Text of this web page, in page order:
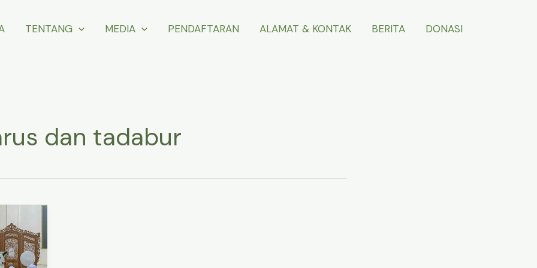
TENTANG MEDIA PENDAFTARAN ALAMAT & KONTAK BERITA DONASI
dan tadabur